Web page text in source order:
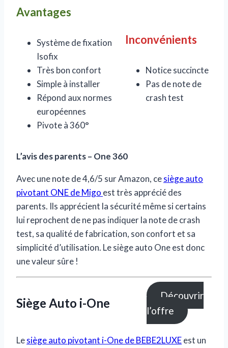
Avantages
Système de fixation
Isofix
Très bon confort
Simple à installer
Répond aux normes
européennes
Pivote à 360°
Inconvénients
Notice succincte
Pas de note de
crash test
L’avis des parents – One 360
Avec une note de 4,6/5 sur Amazon, cesiège auto
pivotant ONE de Migo est très apprécié des
parents. Ils apprécient la sécurité même si certains
lui reprochent de ne pas indiquer la note de crash
test, sa qualité de fabrication, son confort et sa
simplicité d’utilisation. Le siège auto One est donc
une valeur sûre !
Siège Auto i-One
Découvrir
l’offre
Lesiège auto pivotant i-One de BEBE2LUXEest un